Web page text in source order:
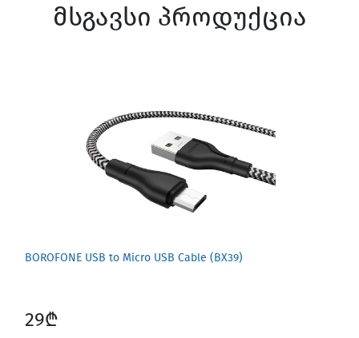
Screen Protectors
მსგავსი პროდუქცია
BOROFONE USB to Micro USB Cable (BX39)
29₾